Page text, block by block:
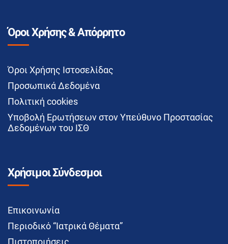
Όροι Χρήσης & Απόρρητο
Όροι Χρήσης Ιστοσελίδας
Προσωπικά Δεδομένα
Πολιτική cookies
Υποβολή Ερωτήσεων στον Υπεύθυνο Προστασίας
Δεδομένων του ΙΣΘ
Χρήσιμοι Σύνδεσμοι
Επικοινωνία
Περιοδικό “Ιατρικά Θέματα”
Πιστοποιήσεις